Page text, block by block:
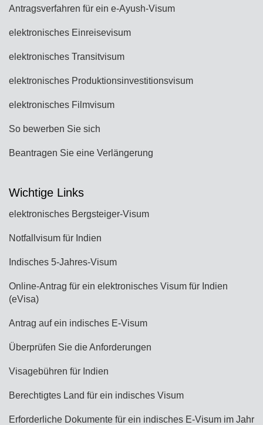
Antragsverfahren für ein e-Ayush-Visum
elektronisches Einreisevisum
elektronisches Transitvisum
elektronisches Produktionsinvestitionsvisum
elektronisches Filmvisum
So bewerben Sie sich
Beantragen Sie eine Verlängerung
Wichtige Links
elektronisches Bergsteiger-Visum
Notfallvisum für Indien
Indisches 5-Jahres-Visum
Online-Antrag für ein elektronisches Visum für Indien
(eVisa)
Antrag auf ein indisches E-Visum
Überprüfen Sie die Anforderungen
Visagebühren für Indien
Berechtigtes Land für ein indisches Visum
Erforderliche Dokumente für ein indisches E-Visum im Jahr